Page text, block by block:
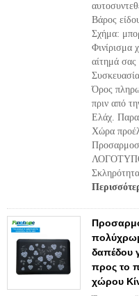
Βάρος
Σχήμα:
Φινίρισμα
αίτημά σας
Όρος
πριν από
Ελάχ.
Χώρα
δαπέδου
προς το
χώρου